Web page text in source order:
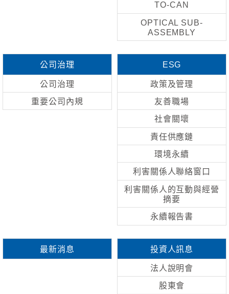
TO-CAN
OPTICAL SUB-
ASSEMBLY
公司治理
公司治理
重要公司內規
ESG
政策及管理
友善職場
社會關壞
責任供應鏈
環境永續
利害關係人聯絡窗口
利害關係人的互動與經營
摘要
永續報告書
最新消息 投資人訊息
法人說明會
股東會